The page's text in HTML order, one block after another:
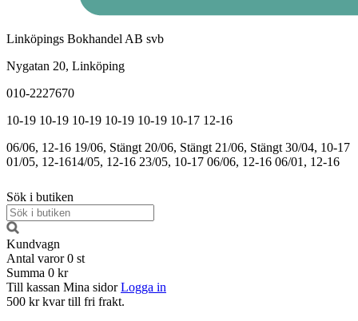
Linköpings Bokhandel AB svb
Nygatan 20, Linköping
010-2227670
10-19 10-19 10-19 10-19 10-19 10-17 12-16
06/06, 12-16 19/06, Stängt 20/06, Stängt 21/06, Stängt 30/04, 10-17
01/05, 12-1614/05, 12-16 23/05, 10-17 06/06, 12-16 06/01, 12-16
Sök i butiken
Kundvagn
Antal varor 0 st
Summa 0 kr
Till kassan Mina sidor Logga in
500 kr kvar till fri frakt.